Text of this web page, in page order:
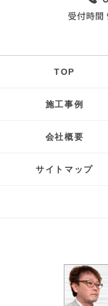
TOP
施工事例
会社概要
サイトマップ